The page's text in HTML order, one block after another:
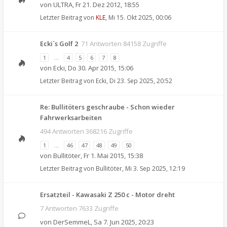
von ULTRA, Fr 21. Dez 2012, 18:55
Letzter Beitrag von KLE, Mi 15. Okt 2025, 00:06
Ecki´s Golf 2 71 Antworten 84158 Zugriffe
1 … 4 5 6 7 8
von Ecki, Do 30. Apr 2015, 15:06
Letzter Beitrag von Ecki, Di 23. Sep 2025, 20:52
Re: Bullitöters geschraube - Schon wieder
Fahrwerksarbeiten
494 Antworten 368216 Zugriffe
1 … 46 47 48 49 50
von Bullitöter, Fr 1. Mai 2015, 15:38
Letzter Beitrag von Bullitöter, Mi 3. Sep 2025, 12:19
Ersatzteil - Kawasaki Z 250 c - Motor dreht
7 Antworten 7633 Zugriffe
von DerSemmeL, Sa 7. Jun 2025, 20:23